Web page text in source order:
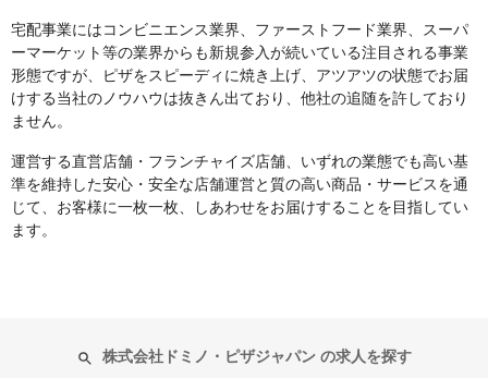
宅配事業にはコンビニエンス業界、ファーストフード業界、スーパ
ーマーケット等の業界からも新規参入が続いている注目される事業
形態ですが、ピザをスピーディに焼き上げ、アツアツの状態でお届
けする当社のノウハウは抜きん出ており、他社の追随を許しており
ません。
運営する直営店舗・フランチャイズ店舗、いずれの業態でも高い基
準を維持した安心・安全な店舗運営と質の高い商品・サービスを通
じて、お客様に一枚一枚、しあわせをお届けすることを目指してい
ます。
株式会社ドミノ・ピザジャパン の求人を探す